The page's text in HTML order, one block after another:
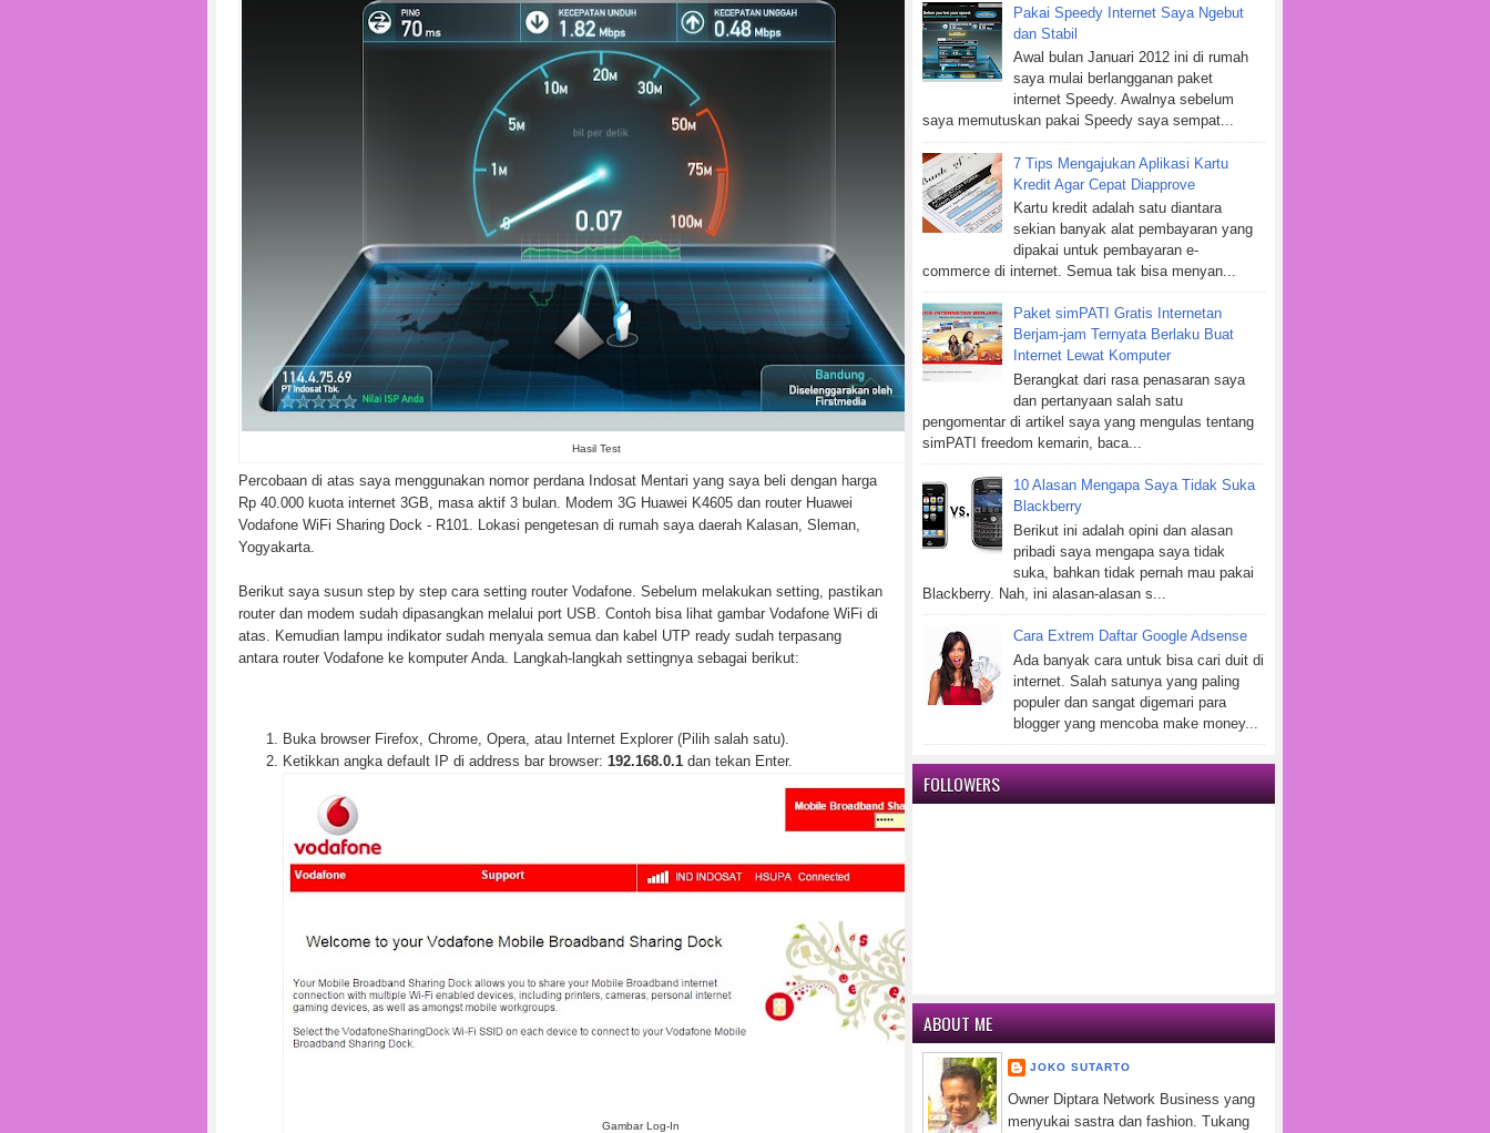
Hasil Test
Percobaan di atas saya menggunakan nomor perdana Indosat Mentari yang saya beli dengan harga
Rp 40.000 kuota internet 3GB, masa aktif 3 bulan. Modem 3G Huawei K4605 dan router Huawei
Vodafone WiFi Sharing Dock - R101. Lokasi pengetesan di rumah saya daerah Kalasan, Sleman,
Yogyakarta.
Berikut saya susun step by step cara setting router Vodafone. Sebelum melakukan setting, pastikan
router dan modem sudah dipasangkan melalui port USB. Contoh bisa lihat gambar Vodafone WiFi di
atas. Kemudian lampu indikator sudah menyala semua dan kabel UTP ready sudah terpasang
antara router Vodafone ke komputer Anda. Langkah-langkah settingnya sebagai berikut:
Buka browser Firefox, Chrome, Opera, atau Internet Explorer (Pilih salah satu).
Ketikkan angka default IP di address bar browser: 192.168.0.1 dan tekan Enter.
Gambar Log-In
Pakai Speedy Internet Saya Ngebut
dan Stabil
Awal bulan Januari 2012 ini di rumah
saya mulai berlangganan paket
internet Speedy. Awalnya sebelum
saya memutuskan pakai Speedy saya sempat...
7 Tips Mengajukan Aplikasi Kartu
Kredit Agar Cepat Diapprove
Kartu kredit adalah satu diantara
sekian banyak alat pembayaran yang
dipakai untuk pembayaran e-
commerce di internet. Semua tak bisa menyan...
Paket simPATI Gratis Internetan
Berjam-jam Ternyata Berlaku Buat
Internet Lewat Komputer
Berangkat dari rasa penasaran saya
dan pertanyaan salah satu
pengomentar di artikel saya yang mengulas tentang
simPATI freedom kemarin, baca...
10 Alasan Mengapa Saya Tidak Suka
Blackberry
Berikut ini adalah opini dan alasan
pribadi saya mengapa saya tidak
suka, bahkan tidak pernah mau pakai
Blackberry. Nah, ini alasan-alasan s...
Cara Extrem Daftar Google Adsense
Ada banyak cara untuk bisa cari duit di
internet. Salah satunya yang paling
populer dan sangat digemari para
blogger yang mencoba make money...
FOLLOWERS
ABOUT ME
JOKO SUTARTO
Owner Diptara Network Business yang
menyukai sastra dan fashion. Tukang